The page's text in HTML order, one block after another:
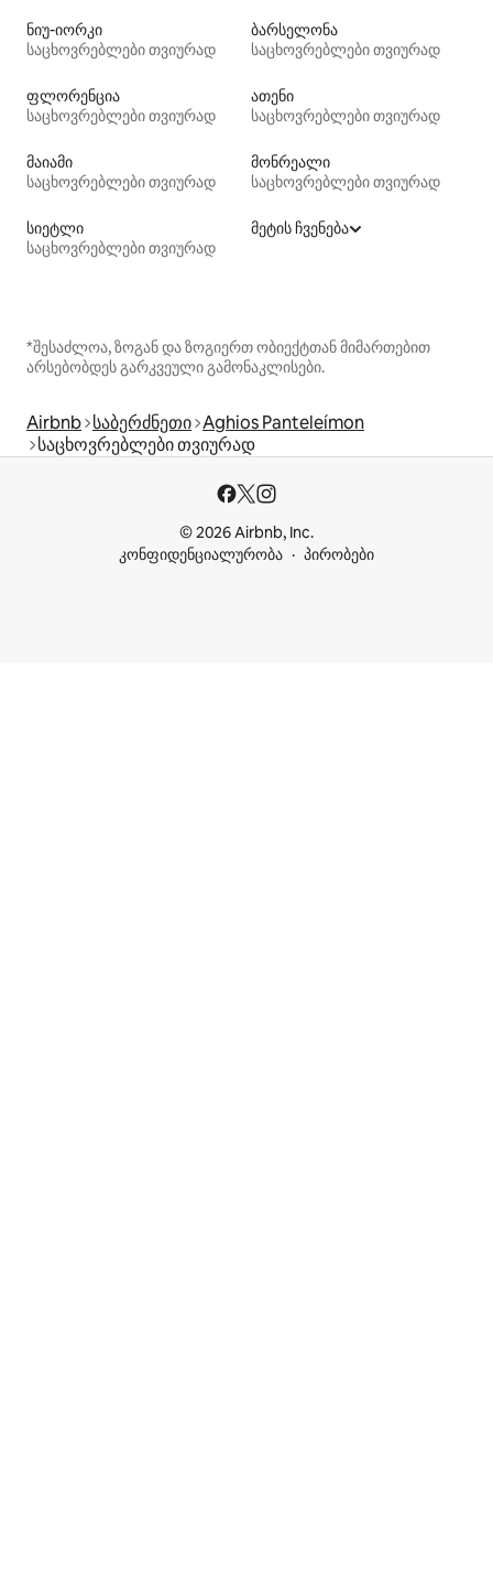
ნიუ-იორკი
საცხოვრებლები თვიურად
ბარსელონა
საცხოვრებლები თვიურად
ფლორენცია
საცხოვრებლები თვიურად
ათენი
საცხოვრებლები თვიურად
მაიამი
საცხოვრებლები თვიურად
მონრეალი
საცხოვრებლები თვიურად
სიეტლი
საცხოვრებლები თვიურად
მეტის ჩვენება
*შესაძლოა, ზოგან და ზოგიერთ ობიექტთან მიმართებით
არსებობდეს გარკვეული გამონაკლისები.
Airbnb საბერძნეთი Aghios Panteleímon
საცხოვრებლები თვიურად
© 2026 Airbnb, Inc.
კონფიდენციალურობა
პირობები